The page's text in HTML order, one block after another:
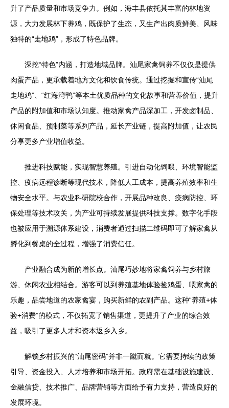
升了产品质量和市场竞争力。例如，海丰县依托其丰富的林地资
源，大力发展林下养鸡，既保护了生态，又生产出肉质鲜美、风味
独特的“走地鸡”，形成了特色品牌。
深挖“特色”内涵，打造地域品牌。汕尾家禽饲养不仅仅是提供
肉蛋产品，更承载着地方文化和饮食传统。通过挖掘和宣传“汕尾
走地鸡”、“红海湾鸭”等本土优质品种的文化故事和营养价值，提升
产品的附加值和市场认知度。推动家禽产品深加工，开发卤制品、
休闲食品、预制菜等系列产品，延长产业链，提高附加值，让农民
分享更多产业增值收益。
推进科技赋能，实现智慧养殖。引进自动化饲喂、环境智能监
控、疫病远程诊断等现代技术，降低人工成本，提高养殖效率和生
物安全水平。与农业科研院校合作，开展品种改良、疫病防控、环
保处理等技术攻关，为产业可持续发展提供科技支撑。数字化手段
也被应用于溯源体系建设，消费者通过扫描二维码即可了解家禽从
孵化到餐桌的全过程，增强了消费信任。
产业融合成为新的增长点。汕尾巧妙地将家禽饲养与乡村旅
游、休闲农业相结合。游客可以到养殖基地体验捡鸡蛋、喂家禽的
乐趣，品尝地道的农家禽宴，购买新鲜的农副产品。这种“养殖+体
验+消费”的模式，不仅拓宽了销售渠道，更提升了产业的综合效
益，吸引了更多人才和资本返乡入乡。
解锁乡村振兴的“汕尾密码”并非一蹴而就。它需要持续的政策
引导、资金投入、人才培养和市场开拓。政府需在基础设施建设、
金融信贷、技术推广、品牌营销等方面给予有力支持，营造良好的
发展环境。